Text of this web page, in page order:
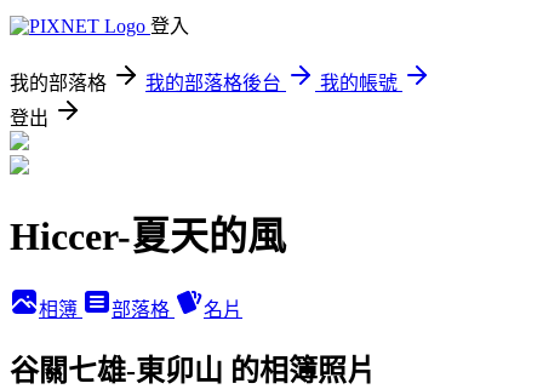
登入
我的部落格 我的部落格後台
我的帳號
登出
Hiccer-夏天的風
相簿 部落格 名片
谷關七雄-東卯山 的相簿照片